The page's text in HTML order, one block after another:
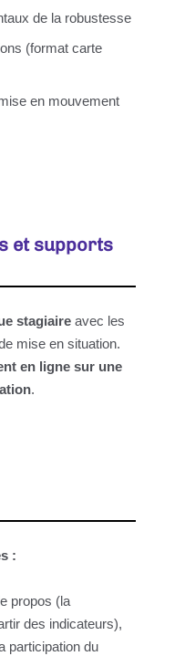
de la robustesse
(format carte
en mouvement
et supports
stagiaire avec les
mise en situation.
en ligne sur une
.
:
propos (la
des indicateurs),
participation du